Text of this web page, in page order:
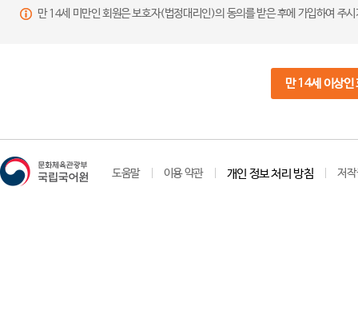
만 14세 미만인 회원은 보호자(법정대리인)의 동의를 받은 후에 가입하여 주
만 14세 이상인
도움말 이용 약관 개인 정보 처리 방침 저